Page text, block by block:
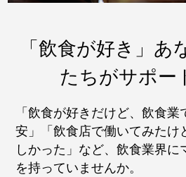
「飲食が好き」あ
たちがサポー
「飲食が好きだけど、飲食
安」「飲食店で働いてみたけ
しかった」など、飲食業界に
を持っていませんか。